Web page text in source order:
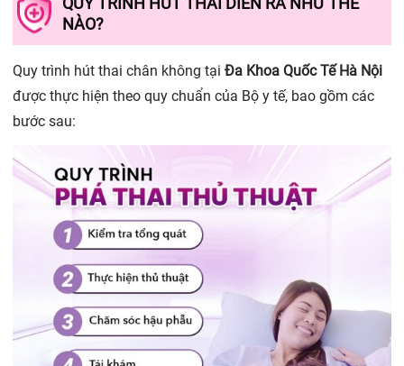
NÀO?
Quy trình hút thai chân không tại Đa Khoa Quốc Tế Hà Nội
được thực hiện theo quy chuẩn của Bộ y tế, bao gồm các
bước sau: